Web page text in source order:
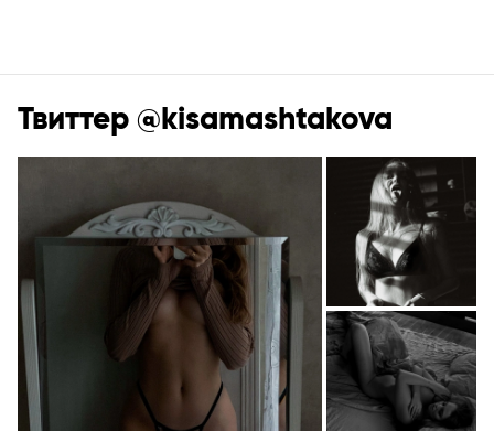
Твиттер @kisamashtakova